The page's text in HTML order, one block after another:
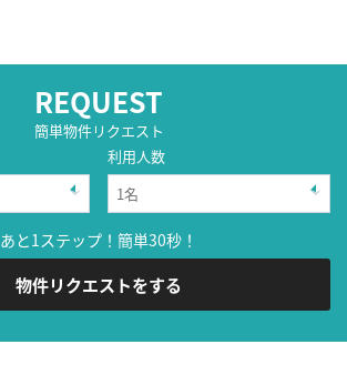
REQUEST
簡単物件リクエスト
利用人数
あと1ステップ！簡単30秒！
物件リクエストをする